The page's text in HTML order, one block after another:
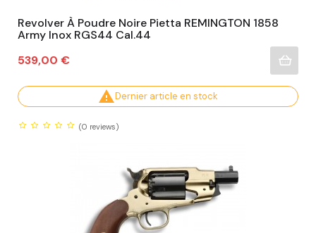
Revolver À Poudre Noire Pietta REMINGTON 1858
Army Inox RGS44 Cal.44
Prix
539,00 €
Dernier article en stock
(0 reviews)